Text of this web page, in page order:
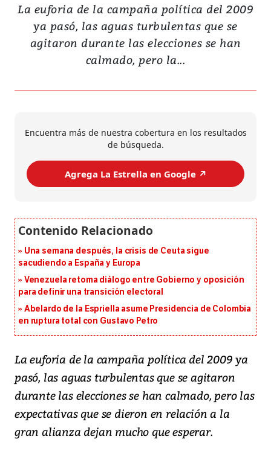
La euforia de la campaña política del 2009
ya pasó, las aguas turbulentas que se
agitaron durante las elecciones se han
calmado, pero la...
Encuentra más de nuestra cobertura en los resultados
de búsqueda.
Agrega La Estrella en Google ↗️
Una semana después, la crisis de Ceuta sigue
sacudiendo a España y Europa
Venezuela retoma diálogo entre Gobierno y oposición
para definir una transición electoral
Abelardo de la Espriella asume Presidencia de Colombia
en ruptura total con Gustavo Petro
La euforia de la campaña política del 2009 ya
pasó, las aguas turbulentas que se agitaron
durante las elecciones se han calmado, pero las
expectativas que se dieron en relación a la
gran alianza dejan mucho que esperar.